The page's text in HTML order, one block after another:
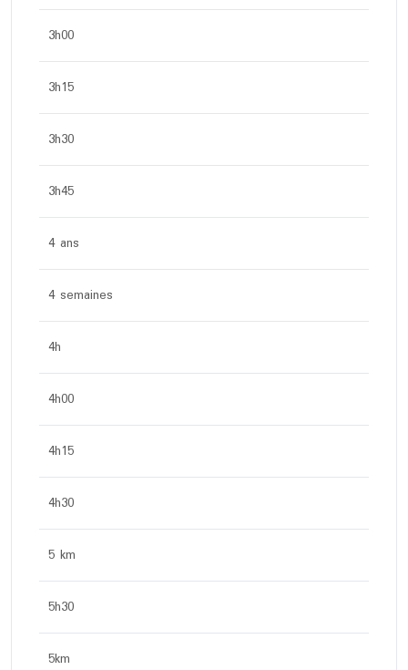
3h00
3h15
3h30
3h45
4 ans
4 semaines
4h
4h00
4h15
4h30
5 km
5h30
5km